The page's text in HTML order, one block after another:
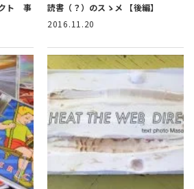
クト 事
読書（？）のスゝメ 【後編】
2016.11.20